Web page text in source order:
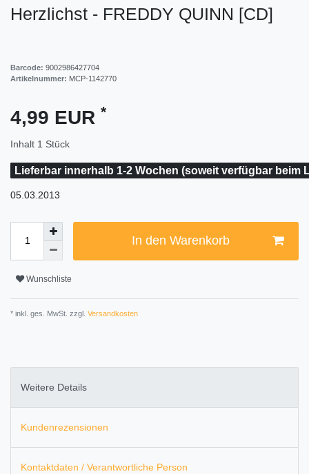
Herzlichst - FREDDY QUINN [CD]
Barcode: 9002986427704
Artikelnummer: MCP-1142770
4,99 EUR *
Inhalt 1 Stück
Lieferbar innerhalb 1-2 Wochen (soweit verfügbar beim
05.03.2013
In den Warenkorb
Wunschliste
* inkl. ges. MwSt. zzgl. Versandkosten
Weitere Details
Kundenrezensionen
Kontaktdaten / Verantwortliche Person